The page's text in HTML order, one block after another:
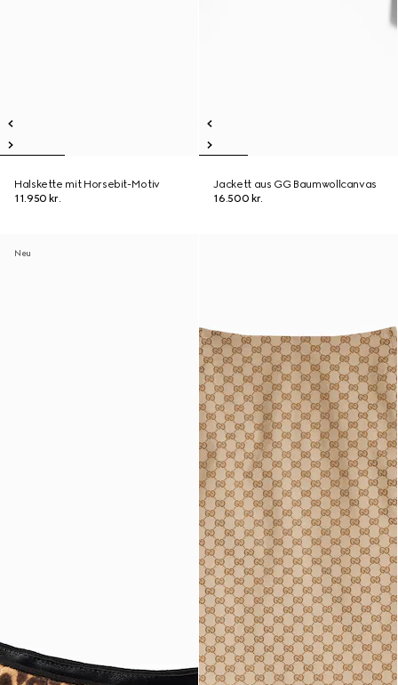
Halskette mit Horsebit-Motiv
11.950 kr.
Jackett aus GG Baumwollcanvas
16.500 kr.
Neu